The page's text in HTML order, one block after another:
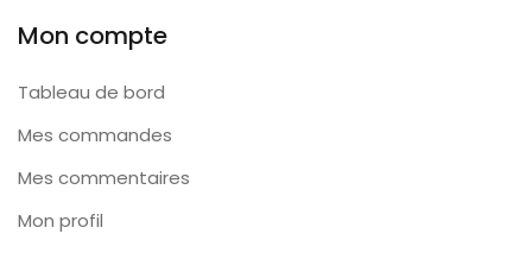
Mon compte
Tableau de bord
Mes commandes
Mes commentaires
Mon profil